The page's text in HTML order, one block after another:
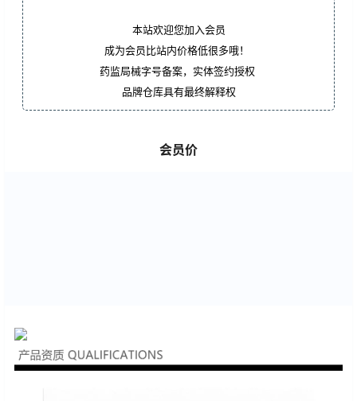
本站欢迎您加入会员
成为会员比站内价格低很多哦！
药监局械字号备案，实体签约授权
品牌仓库具有最终解释权
会员价